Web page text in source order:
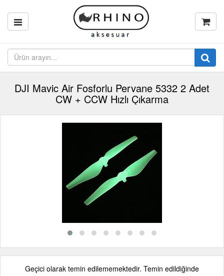
DJI Mavic Air Fosforlu Pervane 5332 2 Adet
CW + CCW Hızlı Çıkarma
Geçici olarak temin edilememektedir. Temin edildiğinde